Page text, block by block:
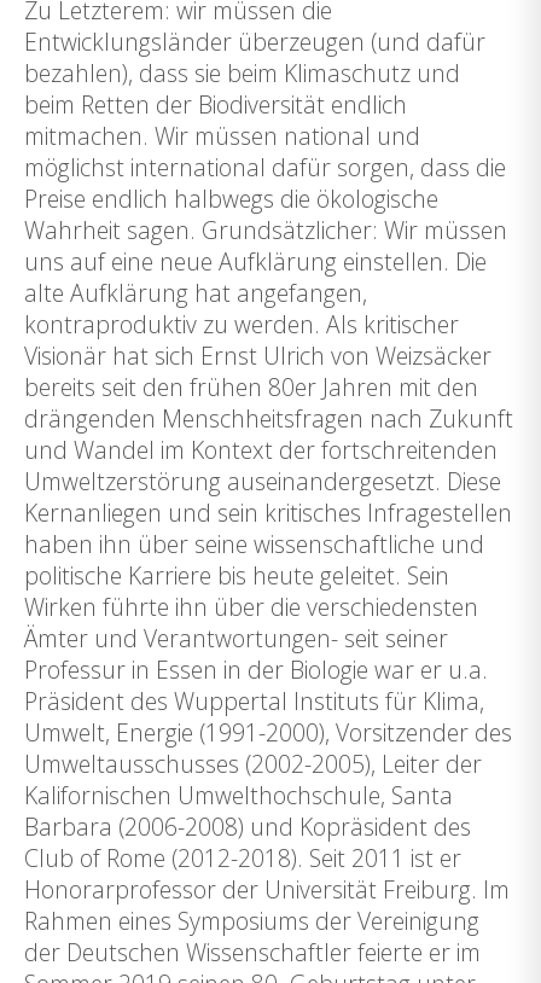
Zu Letzterem: wir müssen die
Entwicklungsländer überzeugen (und dafür
bezahlen), dass sie beim Klimaschutz und
beim Retten der Biodiversität endlich
mitmachen. Wir müssen national und
möglichst international dafür sorgen, dass die
Preise endlich halbwegs die ökologische
Wahrheit sagen. Grundsätzlicher: Wir müssen
uns auf eine neue Aufklärung einstellen. Die
alte Aufklärung hat angefangen,
kontraproduktiv zu werden. Als kritischer
Visionär hat sich Ernst Ulrich von Weizsäcker
bereits seit den frühen 80er Jahren mit den
drängenden Menschheitsfragen nach Zukunft
und Wandel im Kontext der fortschreitenden
Umweltzerstörung auseinandergesetzt. Diese
Kernanliegen und sein kritisches Infragestellen
haben ihn über seine wissenschaftliche und
politische Karriere bis heute geleitet. Sein
Wirken führte ihn über die verschiedensten
Ämter und Verantwortungen- seit seiner
Professur in Essen in der Biologie war er u.a.
Präsident des Wuppertal Instituts für Klima,
Umwelt, Energie (1991-2000), Vorsitzender des
Umweltausschusses (2002-2005), Leiter der
Kalifornischen Umwelthochschule, Santa
Barbara (2006-2008) und Kopräsident des
Club of Rome (2012-2018). Seit 2011 ist er
Honorarprofessor der Universität Freiburg. Im
Rahmen eines Symposiums der Vereinigung
der Deutschen Wissenschaftler feierte er im